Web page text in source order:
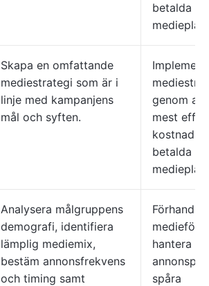
betalda
Skapa en omfattande
mediestrategi som är i
linje med kampanjens
mål och syften.
genom att
mest
betalda
Analysera målgruppens
demografi, identifiera
lämplig mediemix,
bestäm annonsfrekvens
och timing samt
Förhandla
hantera
spåra